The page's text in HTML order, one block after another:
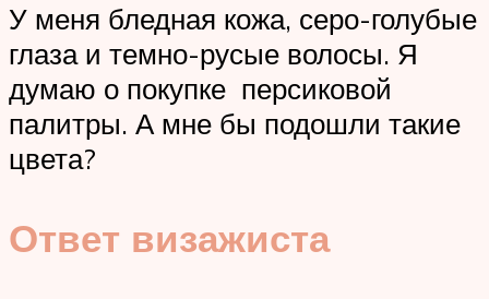
У меня бледная кожа, серо-голубые
глаза и темно-русые волосы. Я
думаю о покупке персиковой
палитры. А мне бы подошли такие
цвета?
Ответ визажиста